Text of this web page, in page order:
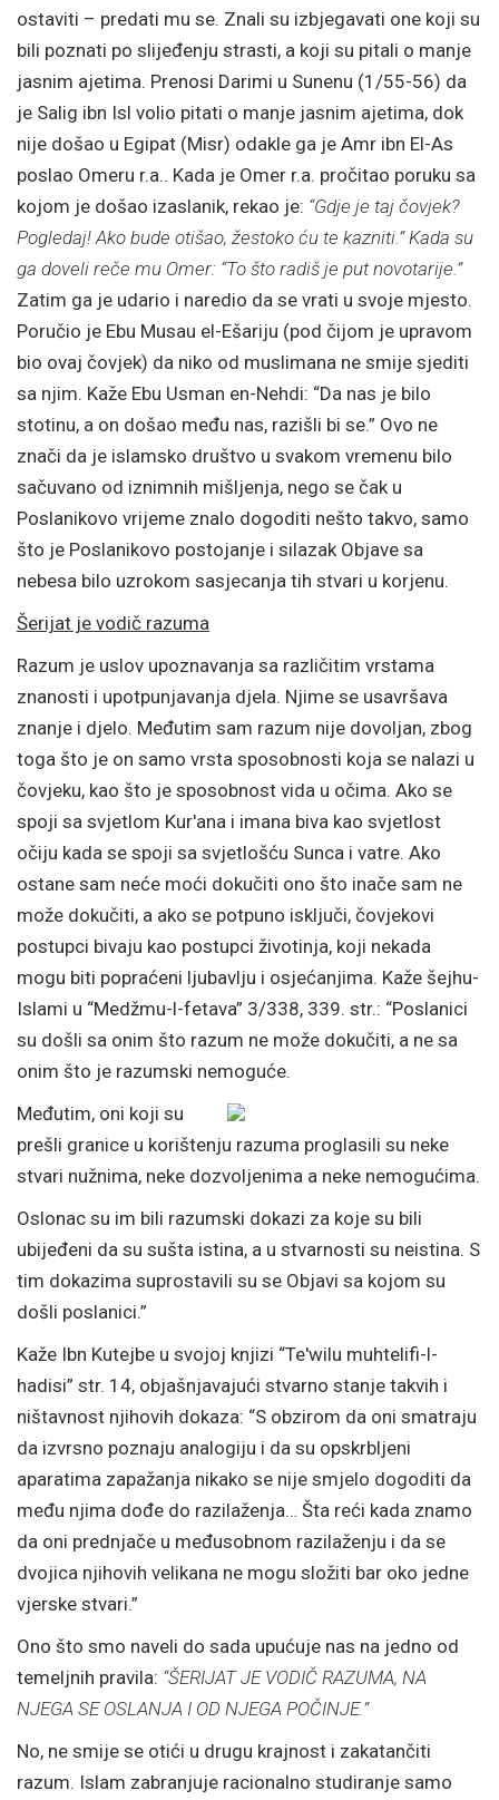
ostaviti – predati mu se. Znali su izbjegavati one koji su
bili poznati po slijeđenju strasti, a koji su pitali o manje
jasnim ajetima. Prenosi Darimi u Sunenu (1/55-56) da
je Salig ibn Isl volio pitati o manje jasnim ajetima, dok
nije došao u Egipat (Misr) odakle ga je Amr ibn El-As
poslao Omeru r.a.. Kada je Omer r.a. pročitao poruku sa
kojom je došao izaslanik, rekao je: “Gdje je taj čovjek?
Pogledaj! Ako bude otišao, žestoko ću te kazniti.” Kada su
ga doveli reče mu Omer: “To što radiš je put novotarije.”
Zatim ga je udario i naredio da se vrati u svoje mjesto.
Poručio je Ebu Musau el-Ešariju (pod čijom je upravom
bio ovaj čovjek) da niko od muslimana ne smije sjediti
sa njim. Kaže Ebu Usman en-Nehdi: “Da nas je bilo
stotinu, a on došao među nas, razišli bi se.” Ovo ne
znači da je islamsko društvo u svakom vremenu bilo
sačuvano od iznimnih mišljenja, nego se čak u
Poslanikovo vrijeme znalo dogoditi nešto takvo, samo
što je Poslanikovo postojanje i silazak Objave sa
nebesa bilo uzrokom sasjecanja tih stvari u korjenu.
Šerijat je vodič razuma
Razum je uslov upoznavanja sa različitim vrstama
znanosti i upotpunjavanja djela. Njime se usavršava
znanje i djelo. Međutim sam razum nije dovoljan, zbog
toga što je on samo vrsta sposobnosti koja se nalazi u
čovjeku, kao što je sposobnost vida u očima. Ako se
spoji sa svjetlom Kur'ana i imana biva kao svjetlost
očiju kada se spoji sa svjetlošću Sunca i vatre. Ako
ostane sam neće moći dokučiti ono što inače sam ne
može dokučiti, a ako se potpuno isključi, čovjekovi
postupci bivaju kao postupci životinja, koji nekada
mogu biti popraćeni ljubavlju i osjećanjima. Kaže šejhu-
Islami u “Medžmu-l-fetava” 3/338, 339. str.: “Poslanici
su došli sa onim što razum ne može dokučiti, a ne sa
onim što je razumski nemoguće.
Međutim, oni koji su
prešli granice u korištenju razuma proglasili su neke
stvari nužnima, neke dozvoljenima a neke nemogućima.
Oslonac su im bili razumski dokazi za koje su bili
ubijeđeni da su sušta istina, a u stvarnosti su neistina. S
tim dokazima suprostavili su se Objavi sa kojom su
došli poslanici.”
Kaže Ibn Kutejbe u svojoj knjizi “Te'wilu muhtelifi-l-
hadisi” str. 14, objašnjavajući stvarno stanje takvih i
ništavnost njihovih dokaza: “S obzirom da oni smatraju
da izvrsno poznaju analogiju i da su opskrbljeni
aparatima zapažanja nikako se nije smjelo dogoditi da
među njima dođe do razilaženja… Šta reći kada znamo
da oni prednjače u međusobnom razilaženju i da se
dvojica njihovih velikana ne mogu složiti bar oko jedne
vjerske stvari.”
Ono što smo naveli do sada upućuje nas na jedno od
temeljnih pravila: “ŠERIJAT JE VODIČ RAZUMA, NA
NJEGA SE OSLANJA I OD NJEGA POČINJE.”
No, ne smije se otići u drugu krajnost i zakatančiti
razum. Islam zabranjuje racionalno studiranje samo